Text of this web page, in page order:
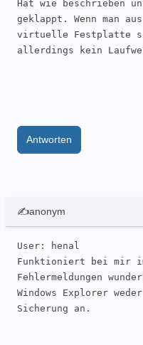
Hat wie beschrieben
geklappt. Wenn man
virtuelle Festplatte
allerdings kein
Antworten
✍anonym
User: henal
Funktioniert bei mir
Fehlermeldungen
Windows Explorer
Sicherung an.